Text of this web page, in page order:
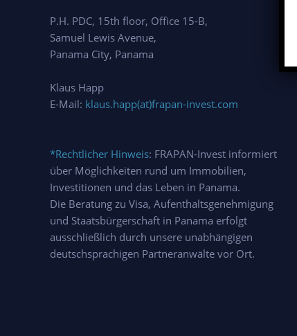
P.H. PDC, 15th floor, Office 15-B,
Samuel Lewis Avenue,
Panama City, Panama
Klaus Happ
E-Mail: klaus.happ(at)frapan-invest.com
*Rechtlicher Hinweis: FRAPAN-Invest informiert
über Möglichkeiten rund um Immobilien,
Investitionen und das Leben in Panama.
Die Beratung zu Visa, Aufenthaltsgenehmigung
und Staatsbürgerschaft in Panama erfolgt
ausschließlich durch unsere unabhängigen
deutschsprachigen Partneranwälte vor Ort.